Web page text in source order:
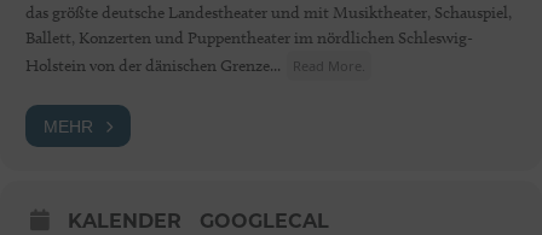
das größte deutsche Landestheater und mit Musiktheater, Schauspiel,
Ballett, Konzerten und Puppentheater im nördlichen Schleswig-
Holstein von der dänischen Grenze...
Read More.
MEHR
KALENDER GOOGLECAL